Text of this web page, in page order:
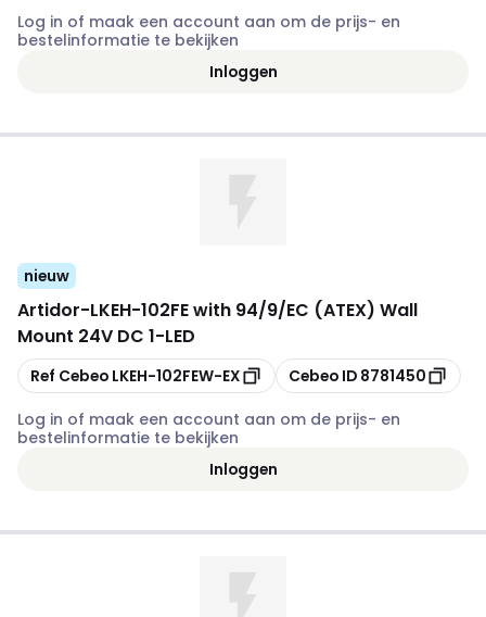
Log in of maak een account aan om de prijs- en
bestelinformatie te bekijken
Inloggen
nieuw
Artidor-LKEH-102FE with 94/9/EC (ATEX) Wall
Mount 24V DC 1-LED
Kopiëren
Ref Cebeo LKEH-102FEW-EX Kopiëren
Cebeo ID 8781450
Log in of maak een account aan om de prijs- en
bestelinformatie te bekijken
Inloggen